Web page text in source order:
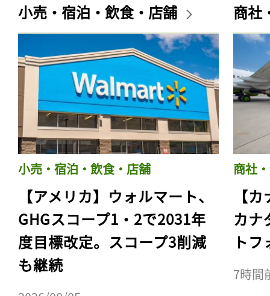
小売・宿泊・飲食・店舗
小売・宿泊・飲食・店舗
【アメリカ】ウォルマート、
GHGスコープ1・2で2031年
度目標改定。スコープ3削減
も継続
商社
商社
【
カナ
ト
7時間